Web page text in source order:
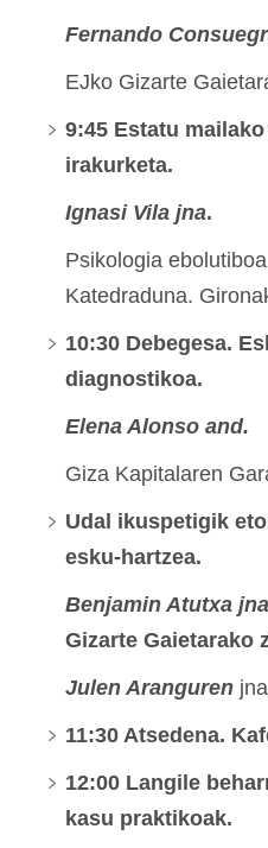
Fernando
EJko Gizarte
9:45 Estatu
irakurketa.
Ignasi Vila jna.
Psikologia
Katedraduna.
10:30 Debegesa.
diagnostikoa.
Elena Alonso and.
Giza Kapitalaren
Udal ikuspetigik
esku-hartzea.
Benjamin Atutxa jna
Gizarte Gaietarako
Julen Aranguren jna
11:30 Atsedena.
12:00 Langile
kasu praktikoak.